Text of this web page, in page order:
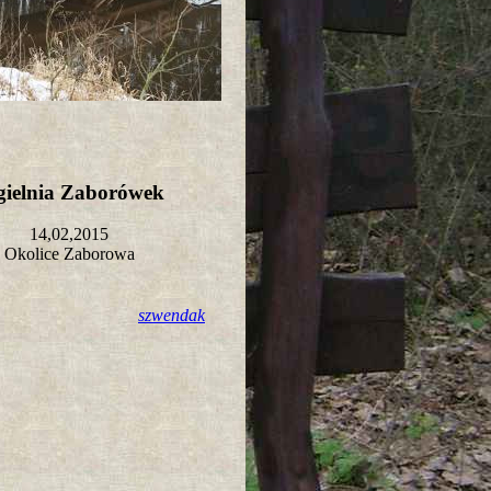
Zaborówek
14,02,2015
Okolice Zaborowa
szwendak